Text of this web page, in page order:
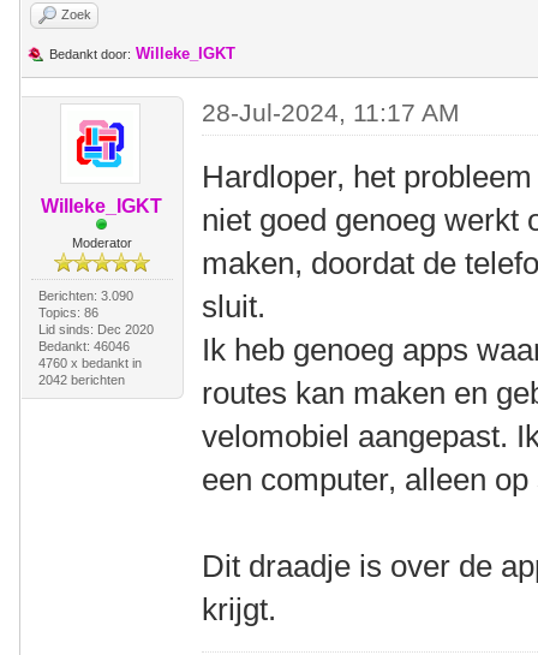
Zoek
Bedankt door: Willeke_IGKT
Willeke_IGKT
Moderator
Berichten: 3.090
Topics: 86
Lid sinds: Dec 2020
Bedankt: 46046
4760 x bedankt in
2042 berichten
28-Jul-2024, 11:17 AM
Hardloper, het
niet goed genoeg werkt
maken, doordat de
sluit.
Ik heb genoeg apps
routes kan maken en
velomobiel aangepast.
een computer, alleen
Dit draadje is over de
krijgt.